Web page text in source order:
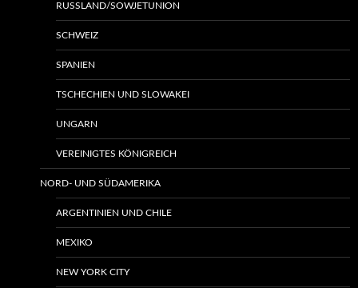
RUSSLAND/SOWJETUNION
SCHWEIZ
SPANIEN
TSCHECHIEN UND SLOWAKEI
UNGARN
VEREINIGTES KÖNIGREICH
NORD- UND SÜDAMERIKA
ARGENTINIEN UND CHILE
MEXIKO
NEW YORK CITY